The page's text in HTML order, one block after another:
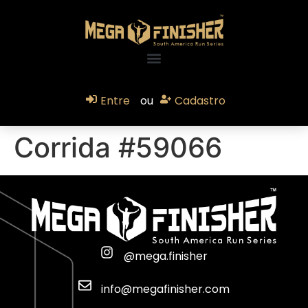
Entre ou Cadastro
Corrida #59066
@mega.finisher
info@megafinisher.com